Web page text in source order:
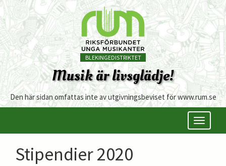
BLEKINGEDISTRIKTET
Musik är livsglädje!
Den här sidan omfattas inte av utgivningsbeviset för www.rum.se
Öppna/
meny
Stipendier 2020